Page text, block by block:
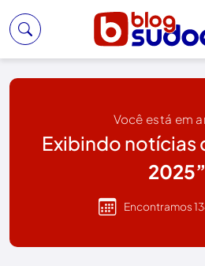
Você está em
Exibindo notícias
2025”
Encontramos